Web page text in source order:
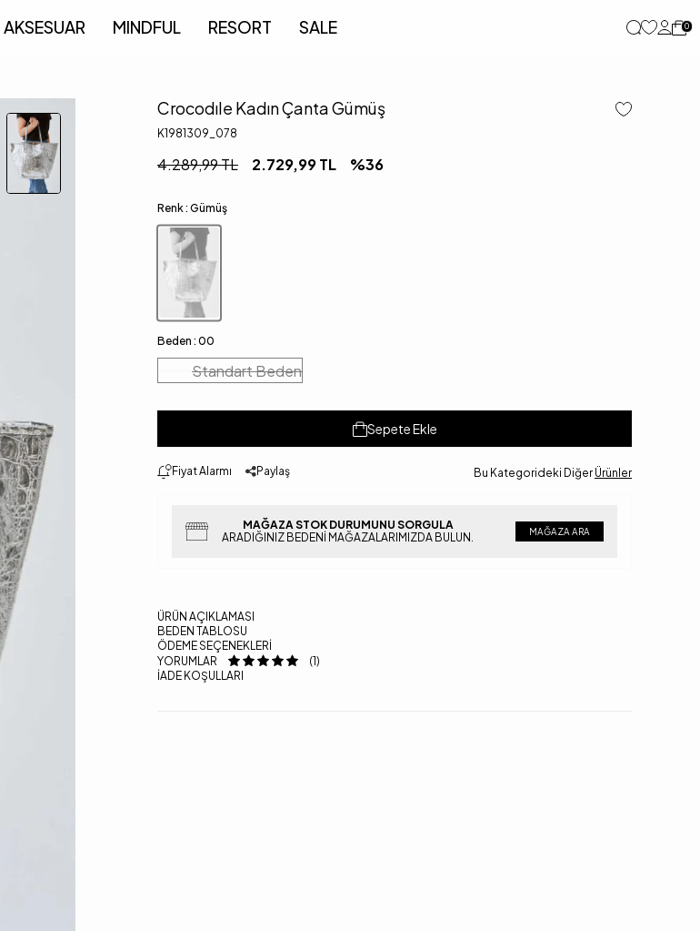
AKSESUAR MINDFUL RESORT SALE 0
Crocodıle Kadın Çanta Gümüş
K1981309_078
4.289,99TL 2.729,99TL %36
Renk : Gümüş
Beden : 00
Standart Beden
Sepete Ekle
Fiyat Alarmı Paylaş Bu Kategorideki Diğer Ürünler
MAĞAZA STOK DURUMUNU SORGULA
ARADIĞINIZ BEDENI MAĞAZALARIMIZDA BULUN.
MAĞAZA ARA
ÜRÜN AÇIKLAMASI
BEDEN TABLOSU
ÖDEME SEÇENEKLERI
YORUMLAR
(1)
İADE KOŞULLARI